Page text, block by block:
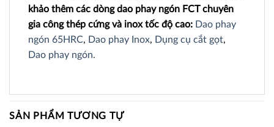
khảo thêm các dòng dao phay ngón FCT chuyên
gia công thép cứng và inox tốc độ cao: Dao phay
ngón 65HRC, Dao phay Inox, Dụng cụ cắt gọt,
Dao phay ngón.
SẢN PHẨM TƯƠNG TỰ